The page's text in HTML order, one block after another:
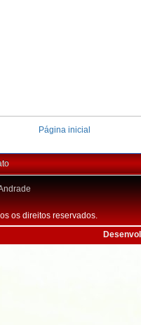
Página inicial
os direitos reservados.